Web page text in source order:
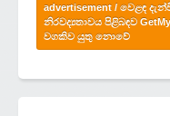
advertisement / වෙළඳ
නිරවද්‍යතාවය පිළිබඳව
වගකිව යුතු නොවේ